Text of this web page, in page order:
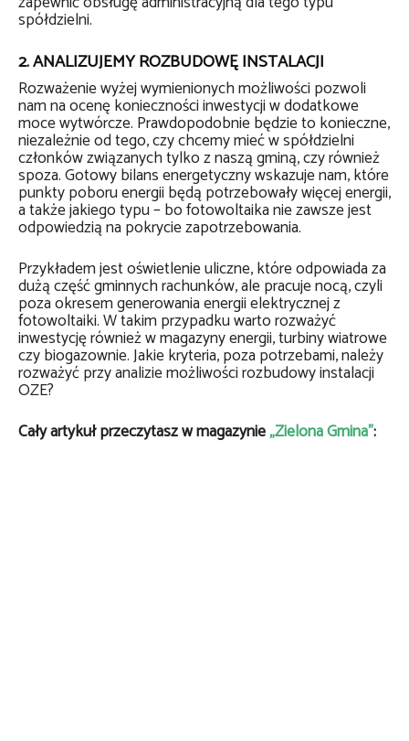
spółdzielni.
2. ANALIZUJEMY ROZBUDOWĘ INSTALACJI
Rozważenie wyżej wymienionych możliwości pozwoli
nam na ocenę konieczności inwestycji w dodatkowe
moce wytwórcze. Prawdopodobnie będzie to konieczne,
niezależnie od tego, czy chcemy mieć w spółdzielni
członków związanych tylko z naszą gminą, czy również
spoza. Gotowy bilans energetyczny wskazuje nam, które
punkty poboru energii będą potrzebowały więcej energii,
a także jakiego typu – bo fotowoltaika nie zawsze jest
odpowiedzią na pokrycie zapotrzebowania.
Przykładem jest oświetlenie uliczne, które odpowiada za
dużą część gminnych rachunków, ale pracuje nocą, czyli
poza okresem generowania energii elektrycznej z
fotowoltaiki. W takim przypadku warto rozważyć
inwestycję również w magazyny energii, turbiny wiatrowe
czy biogazownie. Jakie kryteria, poza potrzebami, należy
rozważyć przy analizie możliwości rozbudowy instalacji
OZE?
Cały artykuł przeczytasz w magazynie„Zielona Gmina”: